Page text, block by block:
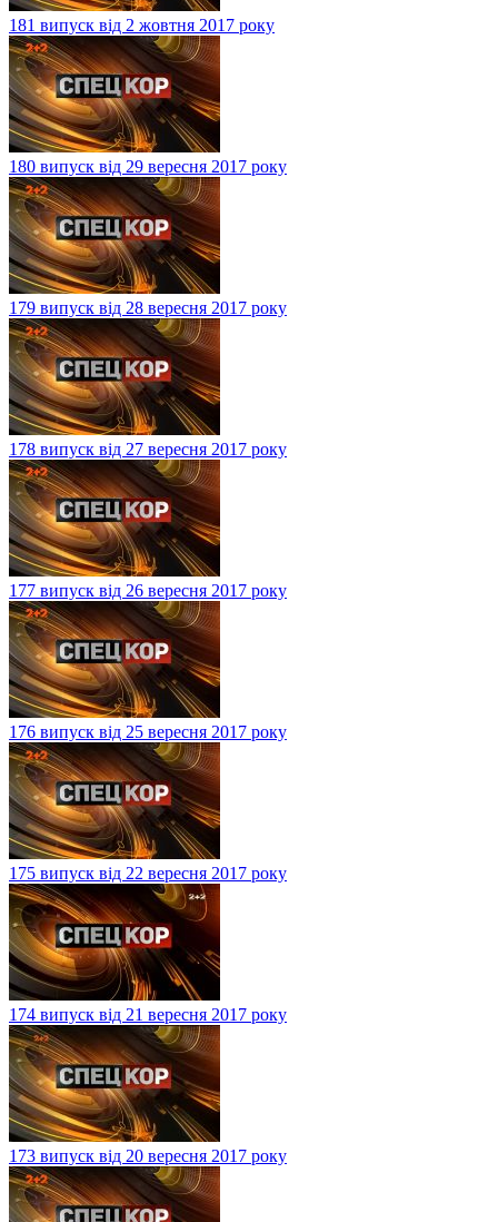
181 випуск від 2 жовтня 2017 року
180 випуск від 29 вересня 2017 року
179 випуск від 28 вересня 2017 року
178 випуск від 27 вересня 2017 року
177 випуск від 26 вересня 2017 року
176 випуск від 25 вересня 2017 року
175 випуск від 22 вересня 2017 року
174 випуск від 21 вересня 2017 року
173 випуск від 20 вересня 2017 року